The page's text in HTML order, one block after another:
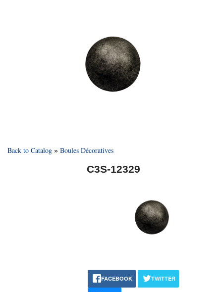
Back to Catalog Boules Décoratives
C3S-12329
FACEBOOK TWITTER